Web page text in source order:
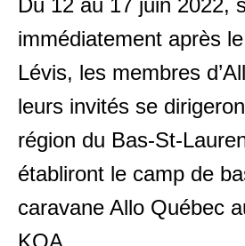
Du 12 au 17 juin 2022,
immédiatement après
Lévis, les membres
leurs invités se
région du Bas-St-
établiront le camp de
caravane Allo Québec